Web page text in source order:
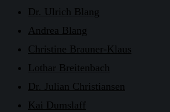
Dr. Ulrich Blang
Andrea Blang
Christine Brauner-Klaus
Lothar Breitenbach
Dr. Julian Christiansen
Kai Dumslaff